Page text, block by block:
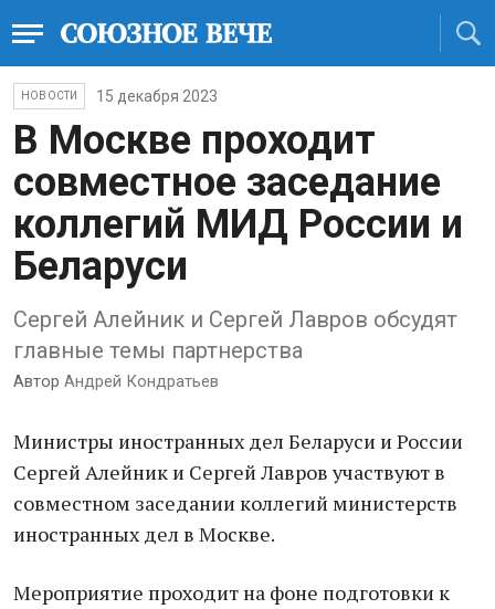
НОВОСТИ 15 декабря 2023
В Москве проходит
совместное заседание
коллегий МИД России и
Беларуси
Сергей Алейник и Сергей Лавров обсудят
главные темы партнерства
Автор Андрей Кондратьев
Министры иностранных дел Беларуси и России
Сергей Алейник и Сергей Лавров участвуют в
совместном заседании коллегий министерств
иностранных дел в Москве.
Мероприятие проходит на фоне подготовки к